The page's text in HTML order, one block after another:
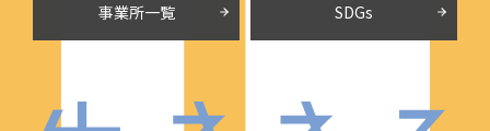
事業所一覧 SDGs